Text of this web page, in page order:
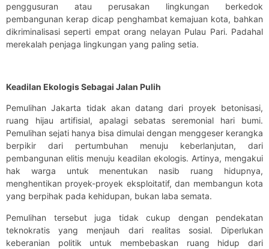
penggusuran atau perusakan lingkungan berkedok
pembangunan kerap dicap penghambat kemajuan kota, bahkan
dikriminalisasi seperti empat orang nelayan Pulau Pari. Padahal
merekalah penjaga lingkungan yang paling setia.
Keadilan Ekologis Sebagai Jalan Pulih
Pemulihan Jakarta tidak akan datang dari proyek betonisasi,
ruang hijau artifisial, apalagi sebatas seremonial hari bumi.
Pemulihan sejati hanya bisa dimulai dengan menggeser kerangka
berpikir dari pertumbuhan menuju keberlanjutan, dari
pembangunan elitis menuju keadilan ekologis. Artinya, mengakui
hak warga untuk menentukan nasib ruang hidupnya,
menghentikan proyek-proyek eksploitatif, dan membangun kota
yang berpihak pada kehidupan, bukan laba semata.
Pemulihan tersebut juga tidak cukup dengan pendekatan
teknokratis yang menjauh dari realitas sosial. Diperlukan
keberanian politik untuk membebaskan ruang hidup dari